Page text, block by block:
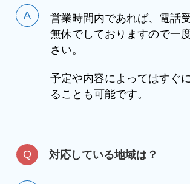
営業時間内であれば、電話
無休でしておりますので一
さい。
予定や内容によってはすぐ
ることも可能です。
対応している地域は？